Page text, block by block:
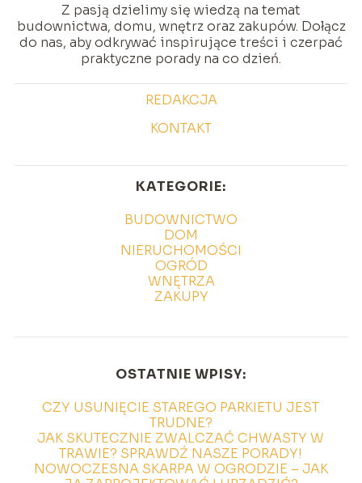
Z pasją dzielimy się wiedzą na temat
budownictwa, domu, wnętrz oraz zakupów. Dołącz
do nas, aby odkrywać inspirujące treści i czerpać
praktyczne porady na co dzień.
REDAKCJA
KONTAKT
KATEGORIE:
BUDOWNICTWO
DOM
NIERUCHOMOŚCI
OGRÓD
WNĘTRZA
ZAKUPY
OSTATNIE WPISY:
CZY USUNIĘCIE STAREGO PARKIETU JEST
TRUDNE?
JAK SKUTECZNIE ZWALCZAĆ CHWASTY W
TRAWIE? SPRAWDŹ NASZE PORADY!
NOWOCZESNA SKARPA W OGRODZIE – JAK